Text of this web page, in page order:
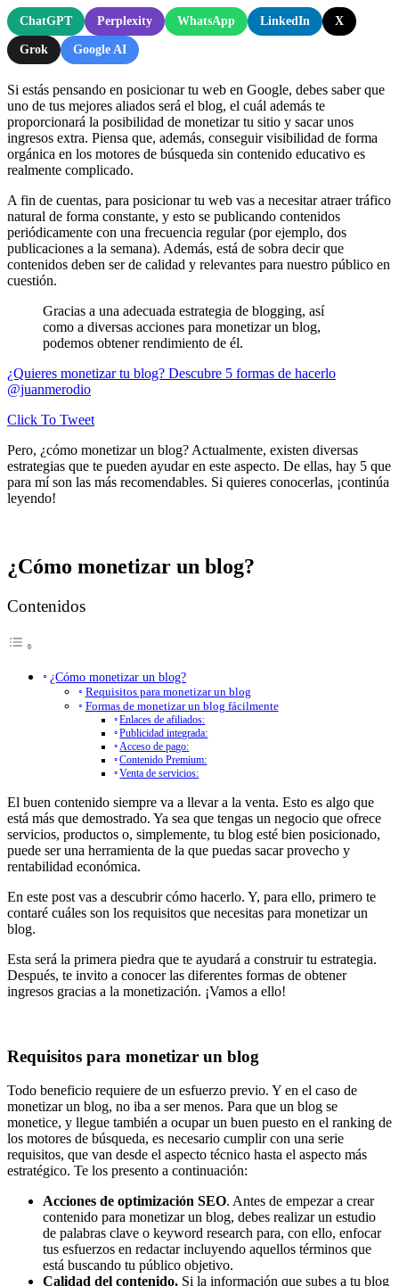
ChatGPT Perplexity WhatsApp LinkedIn X
Grok Google AI
Si estás pensando en posicionar tu web en Google, debes saber que
uno de tus mejores aliados será el blog, el cuál además te
proporcionará la posibilidad de monetizar tu sitio y sacar unos
ingresos extra. Piensa que, además, conseguir visibilidad de forma
orgánica en los motores de búsqueda sin contenido educativo es
realmente complicado.
A fin de cuentas, para posicionar tu web vas a necesitar atraer tráfico
natural de forma constante, y esto se publicando contenidos
periódicamente con una frecuencia regular (por ejemplo, dos
publicaciones a la semana). Además, está de sobra decir que
contenidos deben ser de calidad y relevantes para nuestro público en
cuestión.
Gracias a una adecuada estrategia de blogging, así
como a diversas acciones para monetizar un blog,
podemos obtener rendimiento de él.
¿Quieres monetizar tu blog? Descubre 5 formas de hacerlo
@juanmerodio
Click To Tweet
Pero, ¿cómo monetizar un blog? Actualmente, existen diversas
estrategias que te pueden ayudar en este aspecto. De ellas, hay 5 que
para mí son las más recomendables. Si quieres conocerlas, ¡continúa
leyendo!
¿Cómo monetizar un blog?
Contenidos
¿Cómo monetizar un blog?
Requisitos para monetizar un blog
Formas de monetizar un blog fácilmente
Enlaces de afiliados:
Publicidad integrada:
Acceso de pago:
Contenido Premium:
Venta de servicios:
El buen contenido siempre va a llevar a la venta. Esto es algo que
está más que demostrado. Ya sea que tengas un negocio que ofrece
servicios, productos o, simplemente, tu blog esté bien posicionado,
puede ser una herramienta de la que puedas sacar provecho y
rentabilidad económica.
En este post vas a descubrir cómo hacerlo. Y, para ello, primero te
contaré cuáles son los requisitos que necesitas para monetizar un
blog.
Esta será la primera piedra que te ayudará a construir tu estrategia.
Después, te invito a conocer las diferentes formas de obtener
ingresos gracias a la monetización. ¡Vamos a ello!
Requisitos para monetizar un blog
Todo beneficio requiere de un esfuerzo previo. Y en el caso de
monetizar un blog, no iba a ser menos. Para que un blog se
monetice, y llegue también a ocupar un buen puesto en el ranking de
los motores de búsqueda, es necesario cumplir con una serie
requisitos, que van desde el aspecto técnico hasta el aspecto más
estratégico. Te los presento a continuación:
Acciones de optimización SEO. Antes de empezar a crear
contenido para monetizar un blog, debes realizar un estudio
de palabras clave o keyword research para, con ello, enfocar
tus esfuerzos en redactar incluyendo aquellos términos que
está buscando tu público objetivo.
Calidad del contenido. Si la información que subes a tu blog